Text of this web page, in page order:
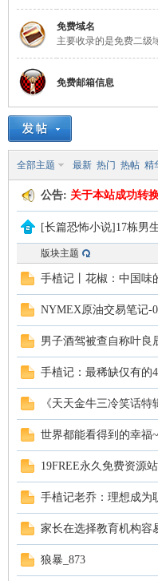
免费域名
主要收录的是免费二级
免费邮箱信息
全部主题 最新 热门 热帖 精
公告: 关于本站成功转
[长篇恐怖小说]17栋男
版块主题
手植记丨花椒：中国味
NYMEX原油交易笔记-
男子酒驾被查自称叶良
手植记：最稀缺仅有的
《天天金牛三冷笑话
世界都能看得到的幸福
19FREE永久免费资源
手植记老乔：理想成为
家长在选择教育机构容
狼暴_873